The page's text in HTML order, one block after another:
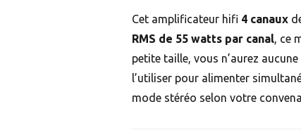
Cet amplificateur hifi 4 canaux
RMS de 55 watts par canal, ce
petite taille, vous n’aurez
l’utiliser pour alimenter
mode stéréo selon votre